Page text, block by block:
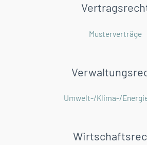
Musterverträge
Umwelt-/Klima-/